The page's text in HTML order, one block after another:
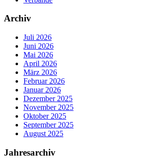
Archiv
Juli 2026
Juni 2026
Mai 2026
April 2026
März 2026
Februar 2026
Januar 2026
Dezember 2025
November 2025
Oktober 2025
September 2025
August 2025
Jahresarchiv